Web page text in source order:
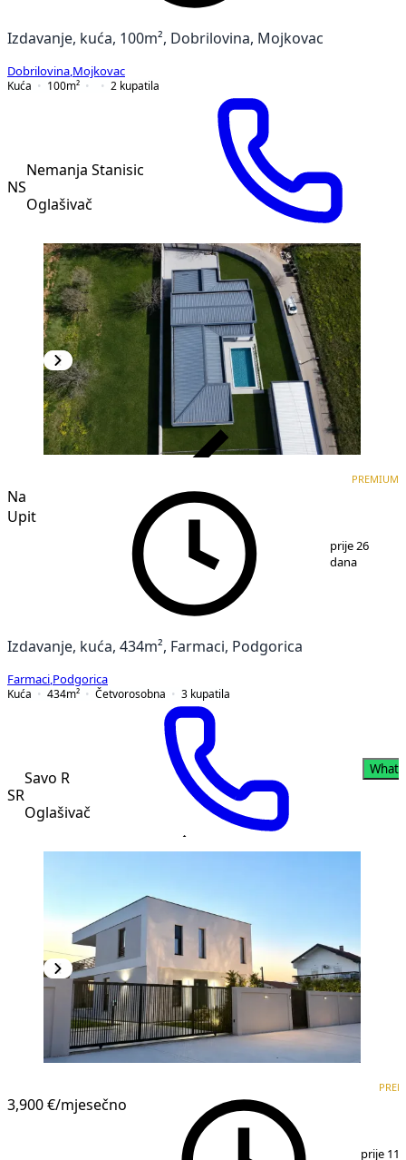
Izdavanje, kuća, 100m², Dobrilovina, Mojkovac
Dobrilovina Mojkovac
Kuća
100m² 2 kupatila
NS
Nemanja Stanisic
Oglašivač
Na
Upit
PREMIUM
prije 26
dana
Izdavanje, kuća, 434m², Farmaci, Podgorica
Farmaci Podgorica
Kuća
434m² Četvorosobna 3 kupatila
SR
Savo R
Oglašivač
3,900 €/mjesečno
prije 115